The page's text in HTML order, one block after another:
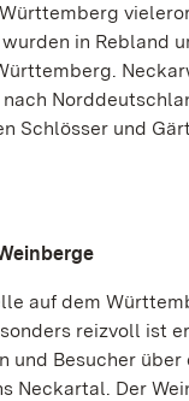
in Rebland
Schlösser und
auf dem
reizvoll ist
und Besucher
Neckartal. Der